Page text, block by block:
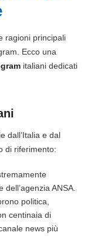
ragioni principali
Ecco una
italiani dedicati
dall’Italia e dal
di riferimento:
ANSA.
politica,
centinaia di
news più